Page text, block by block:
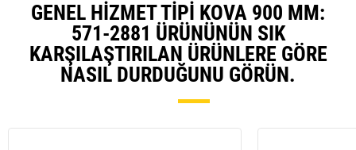
GENEL HIZMET TIPI KOVA 900 MM:
571-2881 ÜRÜNÜNÜN SIK
KARŞILAŞTIRILAN ÜRÜNLERE GÖRE
NASIL DURDUĞUNU GÖRÜN.